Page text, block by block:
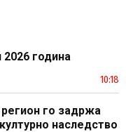
година
10:18
го задржа
наследство